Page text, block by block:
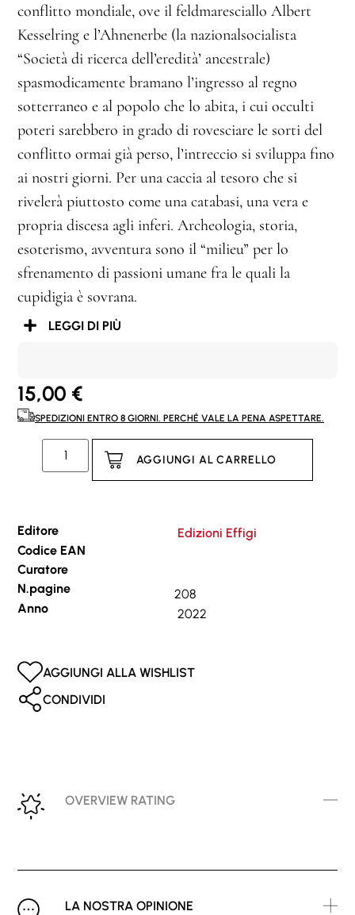
conflitto mondiale, ove il feldmaresciallo Albert
Kesselring e l’Ahnenerbe (la nazionalsocialista
“Società di ricerca dell’eredità’ ancestrale)
spasmodicamente bramano l’ingresso al regno
sotterraneo e al popolo che lo abita, i cui occulti
poteri sarebbero in grado di rovesciare le sorti del
conflitto ormai già perso, l’intreccio si sviluppa fino
ai nostri giorni. Per una caccia al tesoro che si
rivelerà piuttosto come una catabasi, una vera e
propria discesa agli inferi. Archeologia, storia,
esoterismo, avventura sono il “milieu” per lo
sfrenamento di passioni umane fra le quali la
cupidigia è sovrana.
LEGGI DI PIÙ
15,00 €
SPEDIZIONI ENTRO 8 GIORNI. PERCHÉ VALE LA PENA ASPETTARE.
AGGIUNGI AL CARRELLO
Editore
Edizioni Effigi
Codice EAN
Curatore
N.pagine
208
Anno
2022
AGGIUNGI ALLA WISHLIST
CONDIVIDI
OVERVIEW RATING
LA NOSTRA OPINIONE